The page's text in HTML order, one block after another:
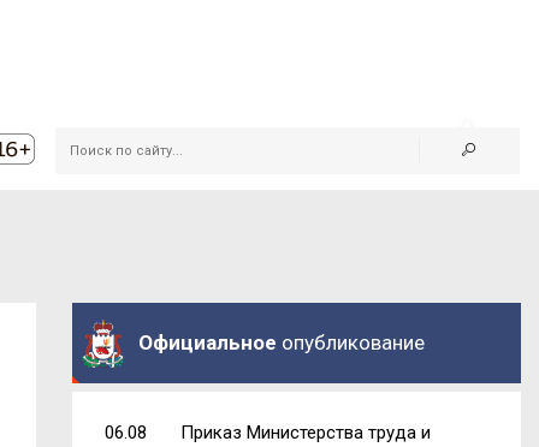
Официальное опубликование
06.08
Приказ Министерства труда и